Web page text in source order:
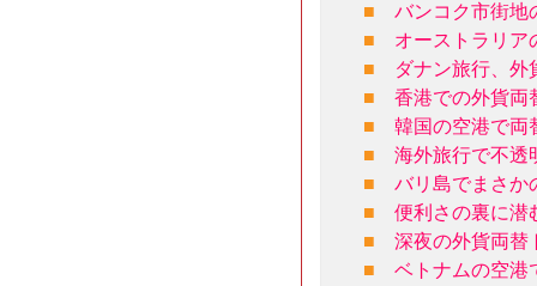
■
バンコク市街地
■
オーストラリ
■
ダナン旅行、外
■
香港での外貨両
■
韓国の空港で両
■
海外旅行で不透
■
バリ島でまさか
■
便利さの裏に潜
■
深夜の外貨両替
■
ベトナムの空港